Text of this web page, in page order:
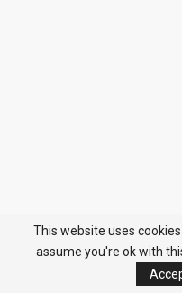
This website uses
assume you're ok with